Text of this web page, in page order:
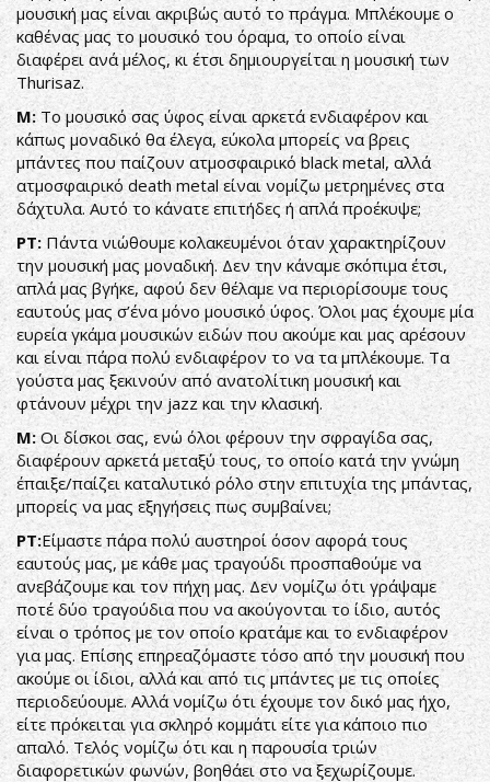
μουσική μας είναι ακριβώς αυτό το πράγμα. Μπλέκουμε ο
καθένας μας το μουσικό του όραμα, το οποίο είναι
διαφέρει ανά μέλος, κι έτσι δημιουργείται η μουσική των
Thurisaz.
Μ: Το μουσικό σας ύφος είναι αρκετά ενδιαφέρον και
κάπως μοναδικό θα έλεγα, εύκολα μπορείς να βρεις
μπάντες που παίζουν ατμοσφαιρικό black metal, αλλά
ατμοσφαιρικό death metal είναι νομίζω μετρημένες στα
δάχτυλα. Αυτό το κάνατε επιτήδες ή απλά προέκυψε;
ΡΤ: Πάντα νιώθουμε κολακευμένοι όταν χαρακτηρίζουν
την μουσική μας μοναδική. Δεν την κάναμε σκόπιμα έτσι,
απλά μας βγήκε, αφού δεν θέλαμε να περιορίσουμε τους
εαυτούς μας σ’ένα μόνο μουσικό ύφος. Όλοι μας έχουμε μία
ευρεία γκάμα μουσικών ειδών που ακούμε και μας αρέσουν
και είναι πάρα πολύ ενδιαφέρον το να τα μπλέκουμε. Τα
γούστα μας ξεκινούν από ανατολίτικη μουσική και
φτάνουν μέχρι την jazz και την κλασική.
Μ:Οι δίσκοι σας, ενώ όλοι φέρουν την σφραγίδα σας,
διαφέρουν αρκετά μεταξύ τους, το οποίο κατά την γνώμη
έπαιξε/παίζει καταλυτικό ρόλο στην επιτυχία της μπάντας,
μπορείς να μας εξηγήσεις πως συμβαίνει;
ΡΤ:Είμαστε πάρα πολύ αυστηροί όσον αφορά τους
εαυτούς μας, με κάθε μας τραγούδι προσπαθούμε να
ανεβάζουμε και τον πήχη μας. Δεν νομίζω ότι γράψαμε
ποτέ δύο τραγούδια που να ακούγονται το ίδιο, αυτός
είναι ο τρόπος με τον οποίο κρατάμε και το ενδιαφέρον
για μας. Επίσης επηρεαζόμαστε τόσο από την μουσική που
ακούμε οι ίδιοι, αλλά και από τις μπάντες με τις οποίες
περιοδεύουμε. Αλλά νομίζω ότι έχουμε τον δικό μας ήχο,
είτε πρόκειται για σκληρό κομμάτι είτε για κάποιο πιο
απαλό. Τελός νομίζω ότι και η παρουσία τριών
διαφορετικών φωνών, βοηθάει στο να ξεχωρίζουμε.